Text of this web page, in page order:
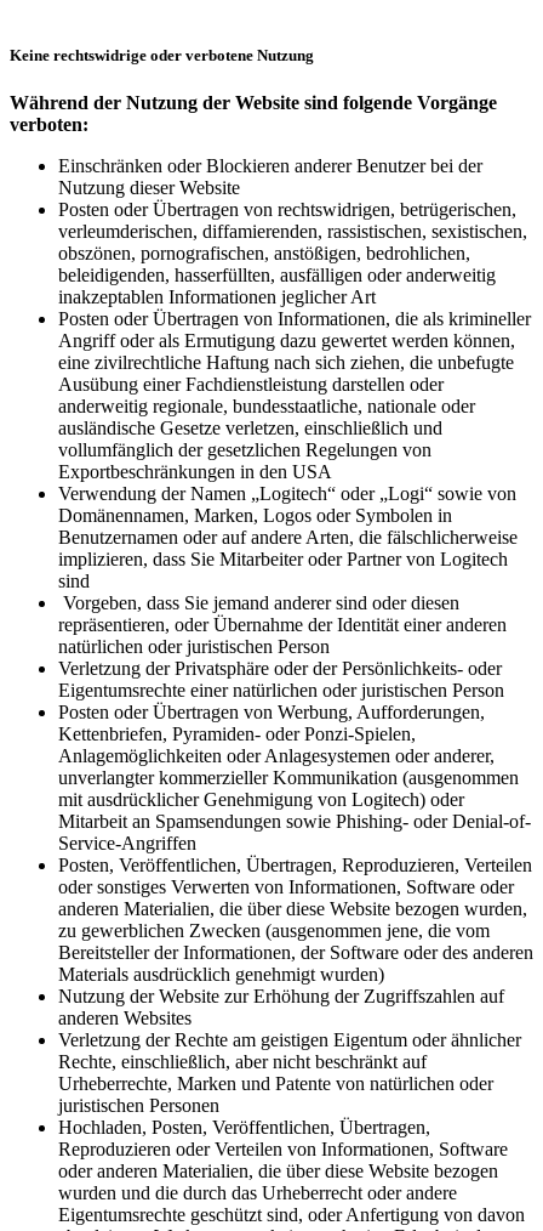
Keine rechtswidrige oder verbotene Nutzung
Während der Nutzung der Website sind folgende Vorgänge
verboten:
Einschränken oder Blockieren anderer Benutzer bei der
Nutzung dieser Website
Posten oder Übertragen von rechtswidrigen, betrügerischen,
verleumderischen, diffamierenden, rassistischen, sexistischen,
obszönen, pornografischen, anstößigen, bedrohlichen,
beleidigenden, hasserfüllten, ausfälligen oder anderweitig
inakzeptablen Informationen jeglicher Art
Posten oder Übertragen von Informationen, die als krimineller
Angriff oder als Ermutigung dazu gewertet werden können,
eine zivilrechtliche Haftung nach sich ziehen, die unbefugte
Ausübung einer Fachdienstleistung darstellen oder
anderweitig regionale, bundesstaatliche, nationale oder
ausländische Gesetze verletzen, einschließlich und
vollumfänglich der gesetzlichen Regelungen von
Exportbeschränkungen in den USA
Verwendung der Namen „Logitech“ oder „Logi“ sowie von
Domänennamen, Marken, Logos oder Symbolen in
Benutzernamen oder auf andere Arten, die fälschlicherweise
implizieren, dass Sie Mitarbeiter oder Partner von Logitech
sind
Vorgeben, dass Sie jemand anderer sind oder diesen
repräsentieren, oder Übernahme der Identität einer anderen
natürlichen oder juristischen Person
Verletzung der Privatsphäre oder der Persönlichkeits- oder
Eigentumsrechte einer natürlichen oder juristischen Person
Posten oder Übertragen von Werbung, Aufforderungen,
Kettenbriefen, Pyramiden- oder Ponzi-Spielen,
Anlagemöglichkeiten oder Anlagesystemen oder anderer,
unverlangter kommerzieller Kommunikation (ausgenommen
mit ausdrücklicher Genehmigung von Logitech) oder
Mitarbeit an Spamsendungen sowie Phishing- oder Denial-of-
Service-Angriffen
Posten, Veröffentlichen, Übertragen, Reproduzieren, Verteilen
oder sonstiges Verwerten von Informationen, Software oder
anderen Materialien, die über diese Website bezogen wurden,
zu gewerblichen Zwecken (ausgenommen jene, die vom
Bereitsteller der Informationen, der Software oder des anderen
Materials ausdrücklich genehmigt wurden)
Nutzung der Website zur Erhöhung der Zugriffszahlen auf
anderen Websites
Verletzung der Rechte am geistigen Eigentum oder ähnlicher
Rechte, einschließlich, aber nicht beschränkt auf
Urheberrechte, Marken und Patente von natürlichen oder
juristischen Personen
Hochladen, Posten, Veröffentlichen, Übertragen,
Reproduzieren oder Verteilen von Informationen, Software
oder anderen Materialien, die über diese Website bezogen
wurden und die durch das Urheberrecht oder andere
Eigentumsrechte geschützt sind, oder Anfertigung von davon